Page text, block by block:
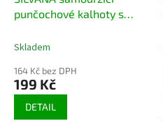
punčochové kalhoty s
Skladem
164 Kč bez DPH
199 Kč
DETAIL